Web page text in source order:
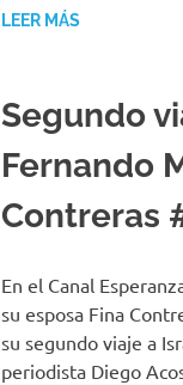
LEER MÁS
Segundo
Fernando
Contreras
En el Canal
su esposa Fina
su segundo viaje a
periodista Diego